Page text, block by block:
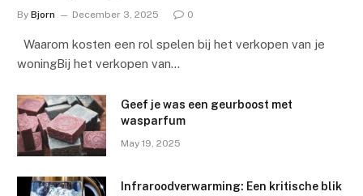
By Bjorn December 3, 2025 0
Waarom kosten een rol spelen bij het verkopen van je
woningBij het verkopen van…
Geef je was een geurboost met
wasparfum
May 19, 2025
Infraroodverwarming: Een kritische blik